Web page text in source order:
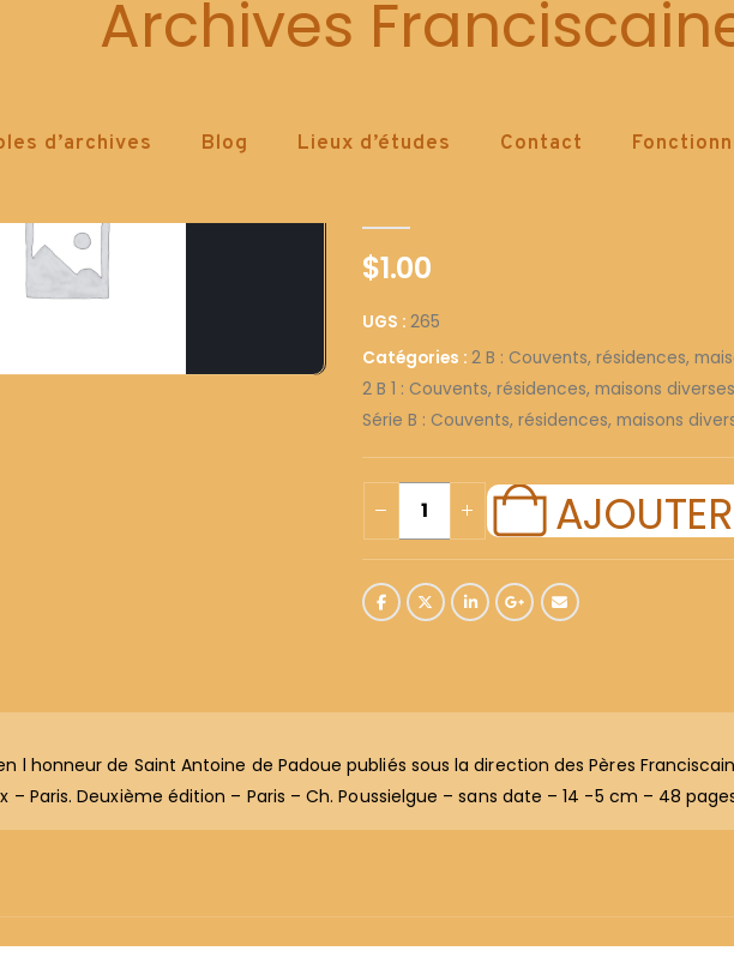
Archives
d’archives Blog Lieux d’études Contact
265
$1.00
UGS : 265
Catégories : 2 B : Couvents, résidences,
2 B 1 : Couvents, résidences, maisons
Série B : Couvents, résidences, maisons
l honneur de Saint Antoine de Padoue publiés sous la direction des Pères
– Paris. Deuxième édition – Paris – Ch. Poussielgue – sans date – 14 -5 cm – 48